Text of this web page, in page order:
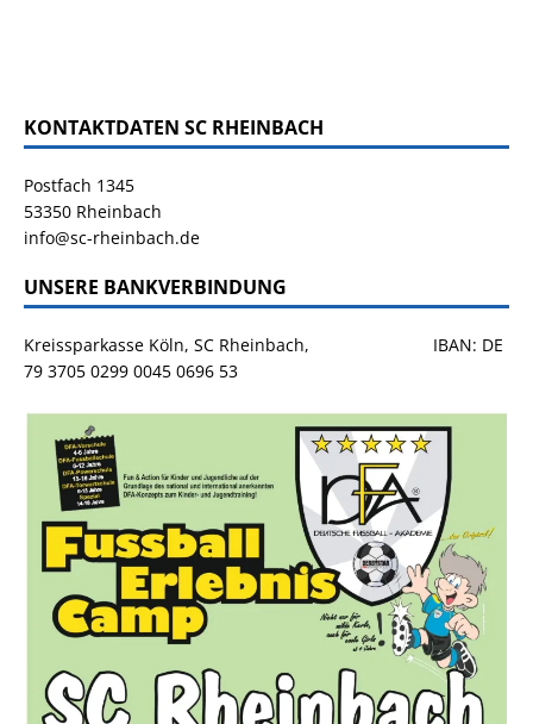
KONTAKTDATEN SC RHEINBACH
Postfach 1345
53350 Rheinbach
info@sc-rheinbach.de
UNSERE BANKVERBINDUNG
Kreissparkasse Köln, SC Rheinbach, IBAN: DE
79 3705 0299 0045 0696 53